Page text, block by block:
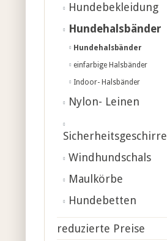
Hundebekleidung
Hundehalsbänder
Hundehalsbänder
einfarbige Halsbänder
Indoor- Halsbänder
Nylon- Leinen
Sicherheitsgeschirre
Windhundschals
Maulkörbe
Hundebetten
reduzierte Preise